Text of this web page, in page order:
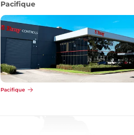
Pacifique
Pacifique